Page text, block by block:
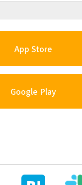
App Store
Google Play